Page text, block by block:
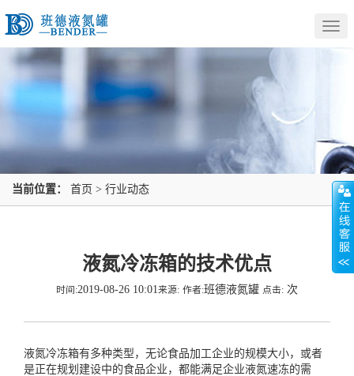
当前位置： 首页 > 行业动态
液氮冷冻箱的技术优点
时间:2019-08-26 10:01来源: 作者:班德液氮罐 点击: 次
液氮冷冻箱有多种类型，无论食品加工企业的规模大小，或者
是正在规划建设中的食品企业，都能满足企业液氮速冻的需